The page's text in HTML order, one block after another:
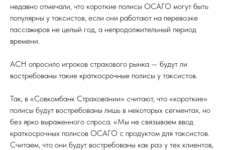
недавно отмечали, что короткие полисы ОСАГО могут быть
популярны у таксистов, если они работают на перевозке
пассажиров не целый год, а непродолжительный период
времени.
АСН опросило игроков страхового рынка — будут ли
востребованы такие краткосрочные полисы у таксистов.
Так, в «Совкомбанк Страховании» считают, что «короткие»
полисы будут востребованы лишь в некоторых сегментах, но
без ярко выраженного спроса. «Мы не связываем ввод
краткосрочных полисов ОСАГО с продуктом для таксистов.
Считаем, что они будут востребованы как раз у тех клиентов,